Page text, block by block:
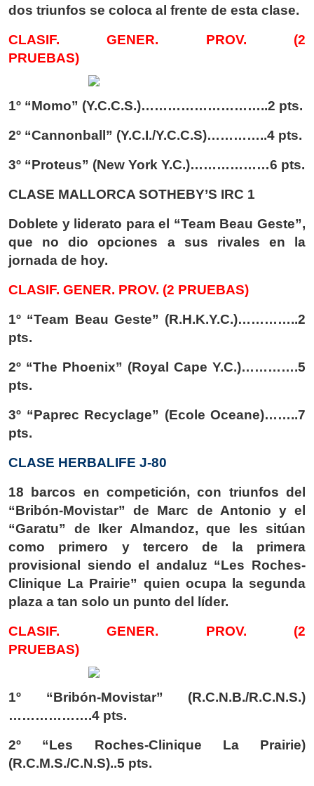
dos triunfos se coloca al frente de esta clase.
CLASIF. GENER. PROV. (2
PRUEBAS)
1º “Momo” (Y.C.C.S.)………………………..2 pts.
2º “Cannonball” (Y.C.I./Y.C.C.S)…………..4 pts.
3º “Proteus” (New York Y.C.)………………6 pts.
CLASE MALLORCA SOTHEBY’S IRC 1
Doblete y liderato para el “Team Beau Geste”,
que no dio opciones a sus rivales en la
jornada de hoy.
CLASIF. GENER. PROV. (2 PRUEBAS)
1º “Team Beau Geste” (R.H.K.Y.C.)…………..2
pts.
2º “The Phoenix” (Royal Cape Y.C.)………….5
pts.
3º “Paprec Recyclage” (Ecole Oceane)……..7
pts.
CLASE HERBALIFE J-80
18 barcos en competición, con triunfos del
“Bribón-Movistar” de Marc de Antonio y el
“Garatu” de Iker Almandoz, que les sitúan
como primero y tercero de la primera
provisional siendo el andaluz “Les Roches-
Clinique La Prairie” quien ocupa la segunda
plaza a tan solo un punto del líder.
CLASIF. GENER. PROV. (2
PRUEBAS)
1º “Bribón-Movistar” (R.C.N.B./R.C.N.S.)
……………….4 pts.
2º “Les Roches-Clinique La Prairie)
(R.C.M.S./C.N.S)..5 pts.